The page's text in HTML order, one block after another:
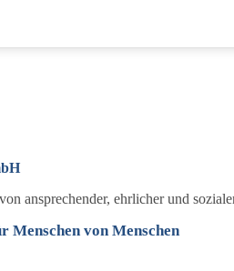
ansprechender, ehrlicher und
von Menschen